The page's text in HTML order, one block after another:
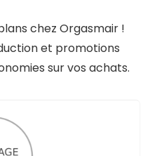
chez Orgasmair !
et promotions
sur vos achats.